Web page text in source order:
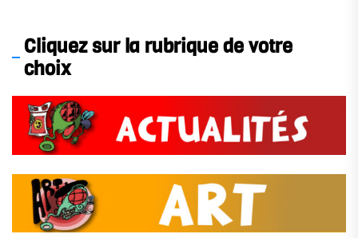
Cliquez sur la rubrique de votre
choix